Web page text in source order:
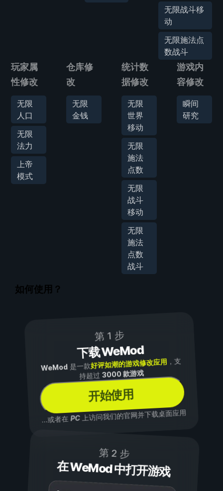
无限战斗移
动
无限施法点
数战斗
玩家属
性修改
无限
人口
无限
法力
上帝
模式
仓库修
改
无限
金钱
统计数
据修改
无限
世界
移动
无限
施法
点数
无限
战斗
移动
无限
施法
点数
战斗
游戏内
容修改
瞬间
研究
如何使用？
第 1 步
下载 WeMod
WeMod是一款好评如潮的游戏修改应用 ，支
持超过3000 款游戏
开始使用
...或者在PC上访问我们的官网并下载桌面应用
第 2 步
在 WeMod 中打开游戏